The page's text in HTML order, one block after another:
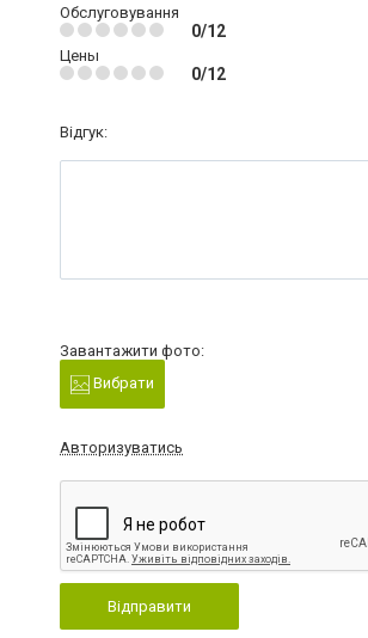
Обслуговування
0/12
Цены
0/12
Відгук:
Завантажити фото:
Вибрати
Авторизуватись
Відправити